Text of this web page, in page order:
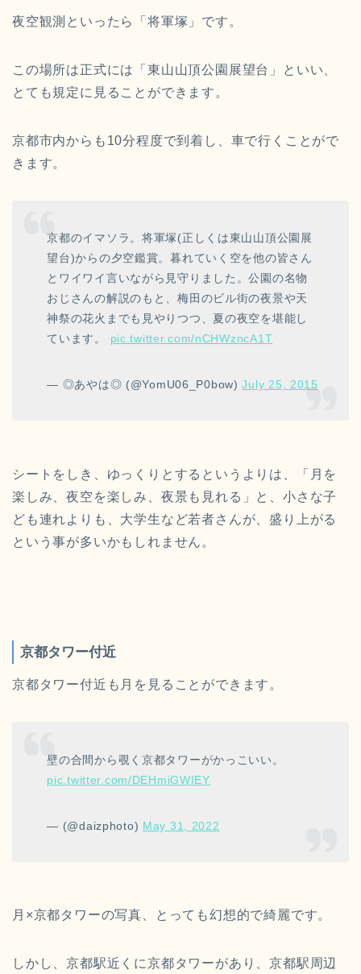
夜空観測といったら「将軍塚」です。
この場所は正式には「東山山頂公園展望台」といい、
とても規定に見ることができます。
京都市内からも10分程度で到着し、車で行くことがで
きます。
京都のイマソラ。将軍塚(正しくは東山山頂公園展
望台)からの夕空鑑賞。暮れていく空を他の皆さん
とワイワイ言いながら見守りました。公園の名物
おじさんの解説のもと、梅田のビル街の夜景や天
神祭の花火までも見やりつつ、夏の夜空を堪能し
ています。 pic.twitter.com/nCHWzncA1T
— ◎あやは◎ (@YomU06_P0bow)July 25, 2015
シートをしき、ゆっくりとするというよりは、「月を
楽しみ、夜空を楽しみ、夜景も見れる」と、小さな子
ども連れよりも、大学生など若者さんが、盛り上がる
という事が多いかもしれません。
京都タワー付近
京都タワー付近も月を見ることができます。
壁の合間から覗く京都タワーがかっこいい。
pic.twitter.com/DEHmiGWIEY
— (@daizphoto) May 31, 2022
月×京都タワーの写真、とっても幻想的で綺麗です。
しかし、京都駅近くに京都タワーがあり、京都駅周辺